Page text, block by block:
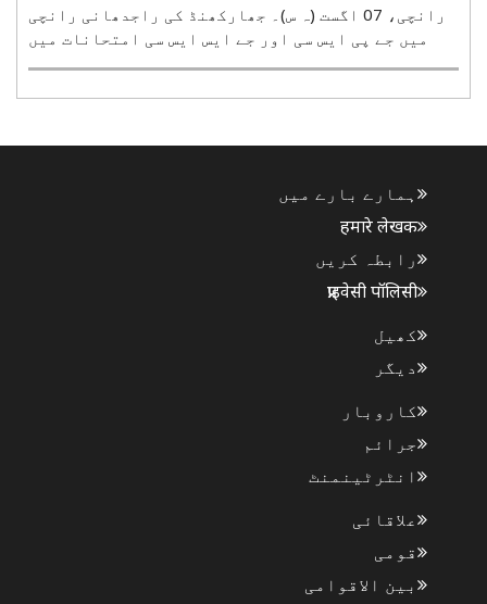
رانچی، 07 اگست (ہ س)۔ جھارکھنڈ کی راجدھانی رانچی
میں جے پی ایس سی اور جے ایس ایس سی امتحانات میں
مبینہ بے ضابطگیوں کے خلاف جاری طلبہ و امیدواروں کی
ہمارے بارے میں
हमारे लेखक
رابطہ کریں
प्राइवेसी पॉलिसी
کھیل
دیگر
کاروبار
جرائم
انٹرٹینمنٹ
علاقائی
قومی
بین الاقوامی